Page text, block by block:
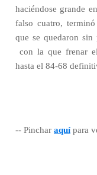
haciéndose grande
falso cuatro,
que se quedaron sin
con la que frenar
hasta el 84-68
-- Pinchar aquípara